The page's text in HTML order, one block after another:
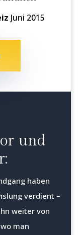
Juni 2015
und
haben
verdient –
weiter von
man